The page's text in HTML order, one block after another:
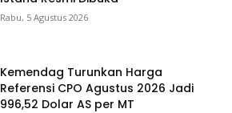
Rabu, 5 Agustus 2026
Kemendag Turunkan Harga
Referensi CPO Agustus 2026 Jadi
996,52 Dolar AS per MT